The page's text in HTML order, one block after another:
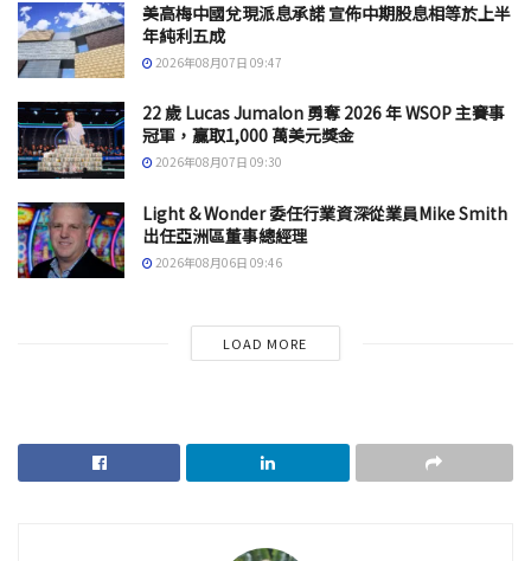
美高梅中國兌現派息承諾 宣佈中期股息相等於上半
年純利五成
2026年08月07日 09:47
22 歲 Lucas Jumalon 勇奪 2026 年 WSOP 主賽事
冠軍，贏取1,000 萬美元獎金
2026年08月07日 09:30
Light & Wonder 委任行業資深從業員Mike Smith
出任亞洲區董事總經理
2026年08月06日 09:46
LOAD MORE